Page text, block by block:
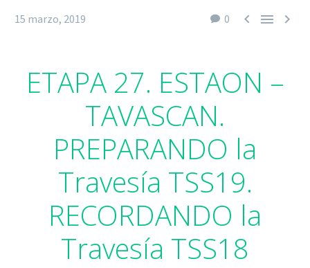
0   
15 marzo, 2019
ETAPA 27. ESTAON –
TAVASCAN.
PREPARANDO la
Travesía TSS19.
RECORDANDO la
Travesía TSS18